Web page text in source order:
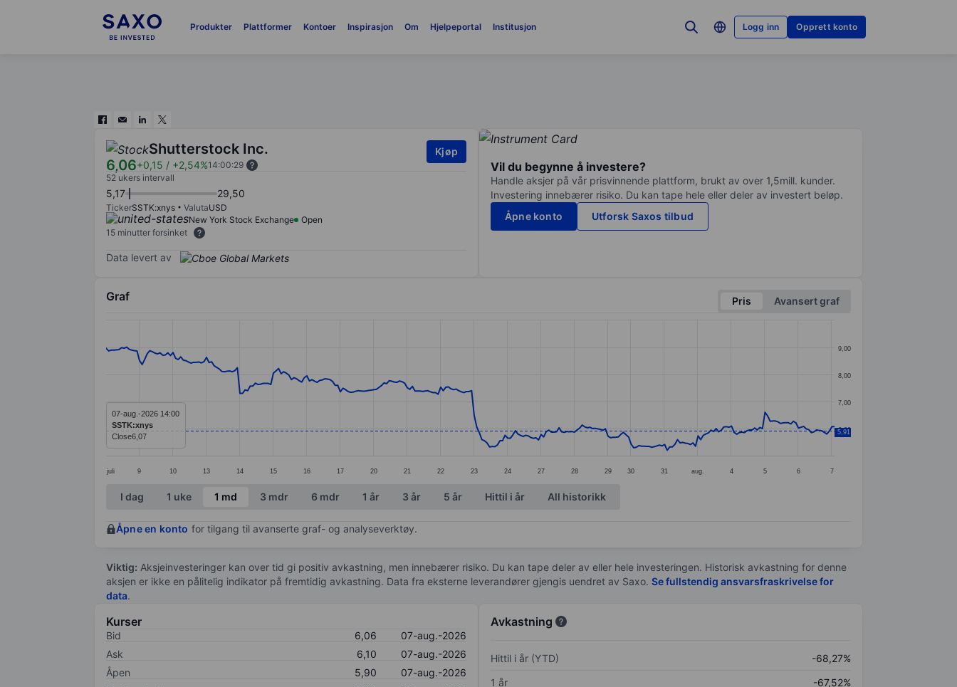
Produkter Plattformer Kontoer Inspirasjon Om Hjelpeportal Institusjon Logg inn Opprett konto
Shutterstock Inc.
6,06+0,15 / +2,54%14:00:29
Kjøp
52 ukers intervall
5,17 29,50
TickerSSTK:xnys ValutaUSD
New York Stock Exchange
Open
15 minutter forsinket
Data levert av
Vil du begynne å investere?
Handle aksjer på vår prisvinnende plattform, brukt av over 1,5mill. kunder.
Investering innebærer risiko. Du kan tape hele eller deler av investert beløp.
Åpne konto
Utforsk Saxos tilbud
Graf Pris
Avansert graf
Line chart with 284 data points.
The chart has 1 X axis displaying categories.
The chart has 1 Y axis displaying values. Data ranges from 5.2 to 9.01.
juli 9 10 13 14 15 16 17 20 21 22 23 24 27 28 29 30 31 aug. 4 5 6 7
6,00
7,00
8,00
9,00
5,91
07-aug.-2026 14:00
SSTK:xnys
Close6,07
End of interactive chart.
I dag 1 uke 1 md 3 mdr 6 mdr 1 år 3 år 5 år Hittil i år All historikk
Åpne en konto for tilgang til avanserte graf- og analyseverktøy.
Viktig: Aksjeinvesteringer kan over tid gi positiv avkastning, men innebærer risiko. Du kan tape deler av eller hele investeringen. Historisk avkastning for denne
aksjen er ikke en pålitelig indikator på fremtidig avkastning. Data fra eksterne leverandører gjengis uendret av Saxo. Se fullstendig ansvarsfraskrivelse for
data.
Kurser
Bid 6,06
07-aug.-2026
Ask
6,10
07-aug.-2026
Åpen
5,90
07-aug.-2026
Avkastning
Hittil i år (YTD)
-68,27%
1 år
-67,52%